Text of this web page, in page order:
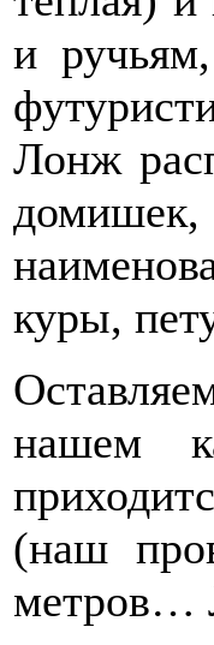
и
Лонж
домишек,
куры,
нашем
(наш
метров…